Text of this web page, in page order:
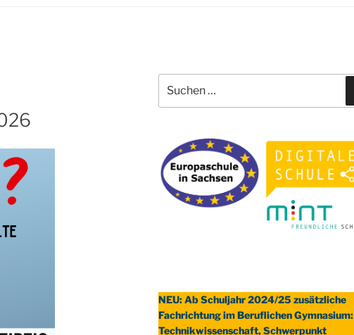
nach:
NEU: Ab Schuljahr 2024/25 zusätzliche
Fachrichtung im Beruflichen Gymnasium:
Technikwissenschaft, Schwerpunkt